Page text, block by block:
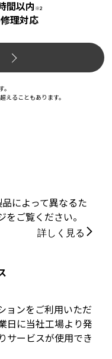
間以内 ※2
理対応
。
えることもあります。
によって異なるた
ご覧ください。
詳しく見る
ョンをご利用いただ
日に当社工場より発
サービスが使用でき